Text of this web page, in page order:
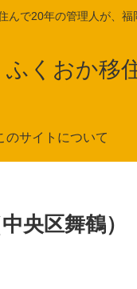
んで20年の管理人が、
ふくおか移
のサイトについて
央区舞鶴）